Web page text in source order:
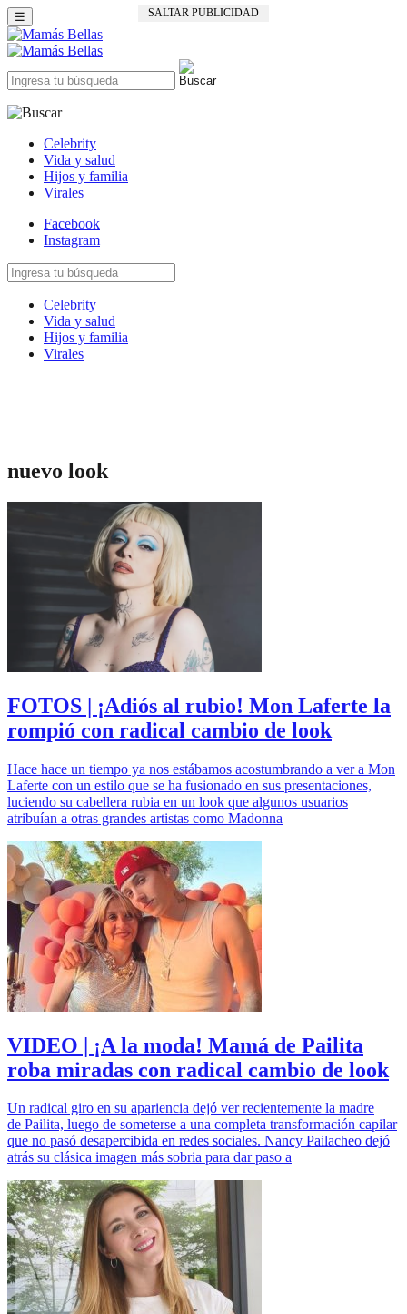
SALTAR PUBLICIDAD
☰
Celebrity
Vida y salud
Hijos y familia
Virales
Facebook
Instagram
Celebrity
Vida y salud
Hijos y familia
Virales
nuevo look
FOTOS | ¡Adiós al rubio! Mon Laferte la
rompió con radical cambio de look
Hace hace un tiempo ya nos estábamos acostumbrando a ver a Mon
Laferte con un estilo que se ha fusionado en sus presentaciones,
luciendo su cabellera rubia en un look que algunos usuarios
atribuían a otras grandes artistas como Madonna
VIDEO | ¡A la moda! Mamá de Pailita
roba miradas con radical cambio de look
Un radical giro en su apariencia dejó ver recientemente la madre
de Pailita, luego de someterse a una completa transformación capilar
que no pasó desapercibida en redes sociales. Nancy Pailacheo dejó
atrás su clásica imagen más sobria para dar paso a